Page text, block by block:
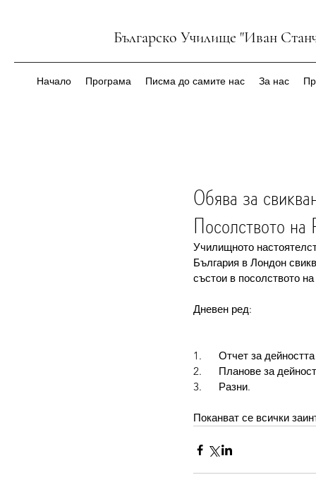
Българско Училище "Иван
Начало Програма Писма до самите нас За нас
Обява за
Посолството на
Училищното
България в Лондон
състои в посолството
Дневен ред:
1.      Отчет за
2.      Планове за
3.      Разни.
Поканват се всички